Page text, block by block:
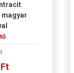
magyar